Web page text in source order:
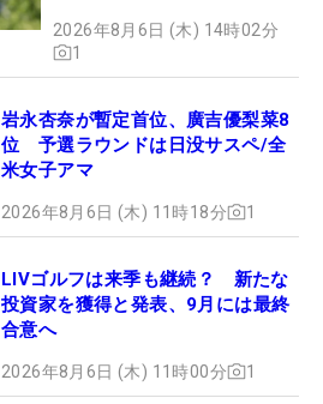
2026年8月6日 (木) 14時02分
1
岩永杏奈が暫定首位、廣吉優梨菜8
位 予選ラウンドは日没サスペ/全
米女子アマ
2026年8月6日 (木) 11時18分 1
LIVゴルフは来季も継続？ 新たな
投資家を獲得と発表、9月には最終
合意へ
2026年8月6日 (木) 11時00分 1